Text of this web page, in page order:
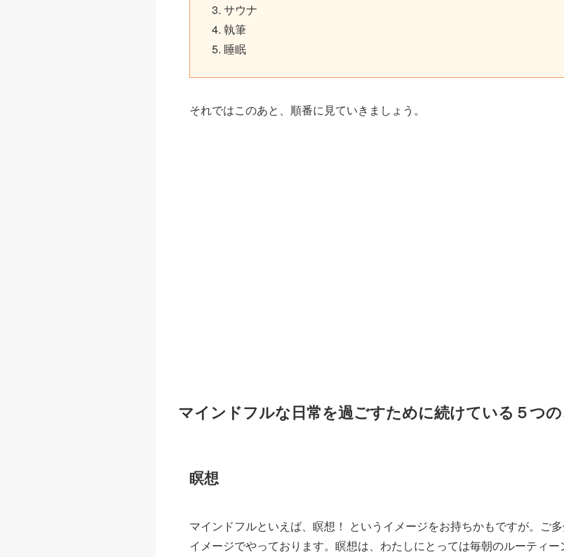
サウナ
執筆
睡眠
それではこのあと、順番に見ていきましょう。
マインドフルな日常を過ごすために続けている５つ
瞑想
マインドフルといえば、瞑想！ というイメージをお持ちかもですが。ご
イメージでやっております。瞑想は、わたしにとっては毎朝のルーティー